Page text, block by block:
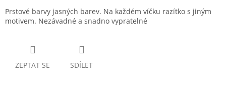
Prstové barvy jasných barev. Na každém víčku razítko s jiným
motivem. Nezávadné a snadno vypratelné
ZEPTAT SE SDÍLET